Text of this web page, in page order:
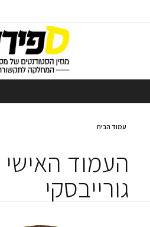
עמוד הבית
העמוד
גורייבסקי